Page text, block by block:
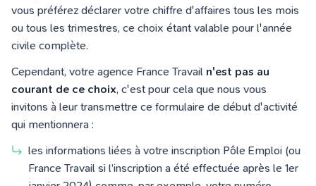
vous préférez déclarer votre chiffre d'affaires tous les mois
ou tous les trimestres, ce choix étant valable pour l'année
civile complète.
Cependant, votre agence France Travail n'est pas au
courant de ce choix, c'est pour cela que nous vous
invitons à leur transmettre ce formulaire de début d'activité
qui mentionnera :
les informations liées à votre inscription Pôle Emploi (ou
France Travail si l’inscription a été effectuée après le 1er